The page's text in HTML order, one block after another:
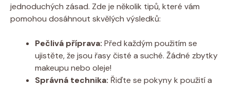
jednoduchých zásad. Zde je několik tipů, které vám
pomohou dosáhnout skvělých výsledků:
Pečlivá příprava: Před každým použitím se
ujistěte, že jsou řasy čisté a suché. Žádné zbytky
makeupu nebo oleje!
Správná technika: Řiďte se pokyny k použití a